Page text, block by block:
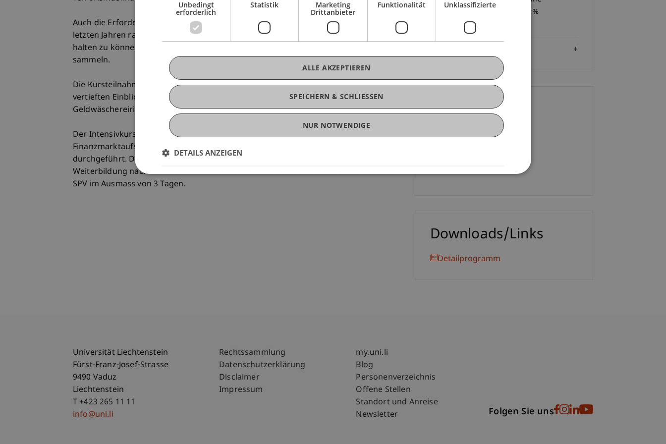
Auch die Erfordernisse an die Person des Sorgfaltspflichtbeauftragten sind in den
letzten Jahren rasant gestiegen und werden dies auch in Zukunft tun. Um damit Schritt
halten zu können, ist es unumgänglich, übergreifende und vernetzte Kenntnisse zu
sammeln.
Die Kursteilnahme verschafft Ihnen über blosse Grundlagenkenntnisse hinaus einen
vertieften Einblick in die Grundsätze der Erkennung und Überwachung von
Geldwäschereirisken und Terrorismusfinanzierung.
Der Intensivkurs Sorgfaltspflichten wird in Kooperation mit der FMA
Finanzmarktaufsicht Liechtenstein sowie CLL Compliance Labs Liechtenstein
durchgeführt. Diese Veranstaltung gilt als anerkannte berufliche Schulung und
Weiterbildung nach Art 21 SPG iVm Art 32 SPV sowie als Nachweis im Sinne des Art 36
SPV im Ausmass von 3 Tagen.
Teilnahmebestätigung (75 %
Anwesenheitspflicht).
Kontakt
Monika Züger
Downloads/Links
Detailprogramm
Universität Liechtenstein
Fürst-Franz-Josef-Strasse
9490 Vaduz
Liechtenstein
T +423 265 11 11
info@uni.li
Fußzeile Rechtliche Hinweise
Rechtssammlung
Datenschutzerklärung
Disclaimer
Impressum
Fußzeile Subdomain-Verzeichnis
my.uni.li
Blog
Personenverzeichnis
Offene Stellen
Standort und Anreise
Newsletter
Folgen Sie uns
Unbedingt
erforderlich
Statistik Marketing
Drittanbieter
Funktionalität Unklassifizierte
SPEICHERN & SCHLIESSEN
ALLE AKZEPTIEREN
NUR NOTWENDIGE
DETAILS ANZEIGEN